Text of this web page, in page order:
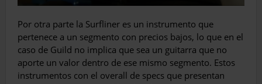
Por otra parte la Surfliner es un instrumento que
pertenece a un segmento con precios bajos, lo que en el
caso de Guild no implica que sea un guitarra que no
aporte un valor dentro de ese mismo segmento. Estos
instrumentos con el overall de specs que presentan